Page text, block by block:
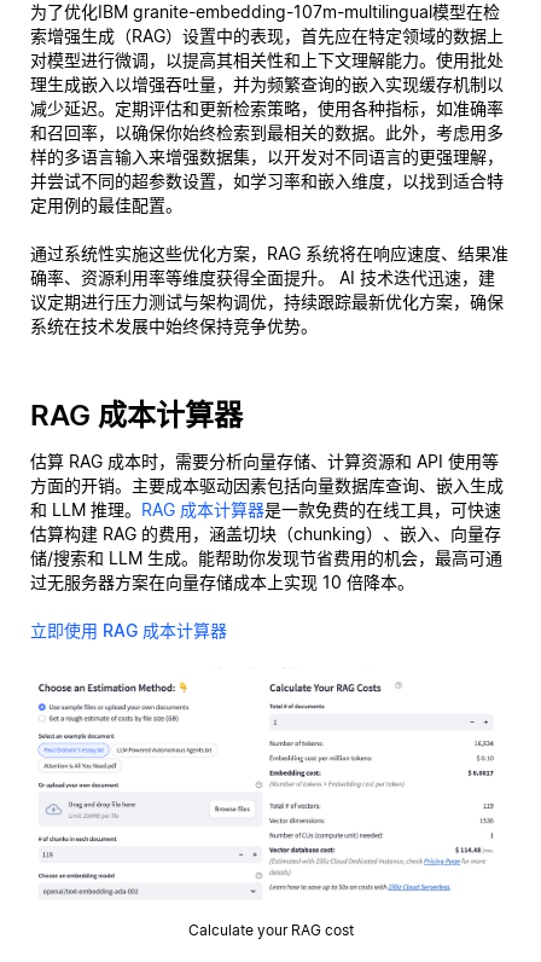
为了优化IBM granite-embedding-107m-multilingual模型在检
索增强生成（RAG）设置中的表现，首先应在特定领域的数据上
对模型进行微调，以提高其相关性和上下文理解能力。使用批处
理生成嵌入以增强吞吐量，并为频繁查询的嵌入实现缓存机制以
减少延迟。定期评估和更新检索策略，使用各种指标，如准确率
和召回率，以确保你始终检索到最相关的数据。此外，考虑用多
样的多语言输入来增强数据集，以开发对不同语言的更强理解，
并尝试不同的超参数设置，如学习率和嵌入维度，以找到适合特
定用例的最佳配置。
通过系统性实施这些优化方案，RAG 系统将在响应速度、结果准
确率、资源利用率等维度获得全面提升。 AI 技术迭代迅速，建
议定期进行压力测试与架构调优，持续跟踪最新优化方案，确保
系统在技术发展中始终保持竞争优势。
RAG 成本计算器
估算 RAG 成本时，需要分析向量存储、计算资源和 API 使用等
方面的开销。主要成本驱动因素包括向量数据库查询、嵌入生成
和 LLM 推理。 RAG 成本计算器是一款免费的在线工具，可快速
估算构建 RAG 的费用，涵盖切块（chunking）、嵌入、向量存
储/搜索和 LLM 生成。能帮助你发现节省费用的机会，最高可通
过无服务器方案在向量存储成本上实现 10 倍降本。
立即使用 RAG 成本计算器
Calculate your RAG cost